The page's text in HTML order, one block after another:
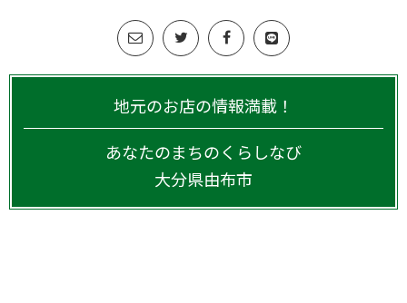
地元のお店の情報満載！
あなたのまちのくらしなび
大分県由布市